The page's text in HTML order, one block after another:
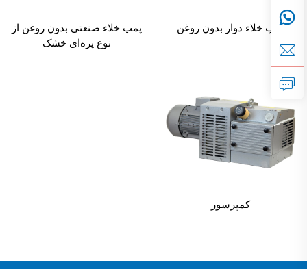
با عدم وجود خطر نشت روغن یا انتشارات، پمپ خلاء وان
دار خشک با استانداردهای تولید سبز هم تراز است و با
مقررات سختگیرانه محیط زیست سازگار است.
وان‌های خودروغنکار
پمپ خلاء وان دار خشک از وان‌های کربنی یا کامپوزیتی
استفاده می‌کند که روانکاری ذاتی فراهم می‌کنند، این امر
اصطکاک را کاهش داده و نیاز به روانکارهای خارجی را حذف
می‌کند. این مواد به دلیل انبساط حرارتی پایین و مقاومت بالا
در برابر سایش انتخاب شده‌اند.
هر محفظه پمپ با دقت بسیار بالا ماشین‌کاری شده است تا
پمپ خلاء دوار بدون روغن
پمپ خلاء صنعتی بدون روغن از
نوع پره‌ای خشک
کمپرسور